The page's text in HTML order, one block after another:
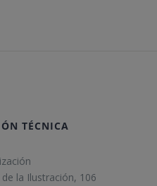
TÉCNICA
de la Ilustración, 106